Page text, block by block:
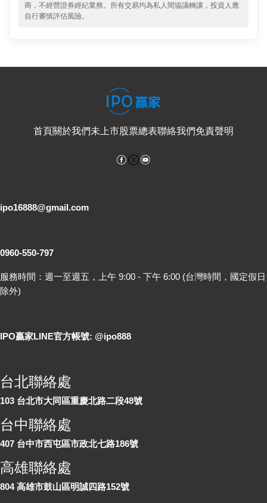
商，不經營證券經紀業務。所有交易均為私人間協議轉讓，投資人應
自行審慎評估風險。
首頁關於我們未上市股票總表聯絡我們免責聲明
Facebook
ipo16888@gmail.com
0960-550-797
服務時間：週一至週五，上午 9:00 - 下午 6:00 (台灣時間，國定假日
除外)
IPO贏家LINE官方帳號: @ipo888
台北聯絡處
103 台北市大同區重慶北路二段48號
台中聯絡處
407 台中市西屯區市政北七路186號
高雄聯絡處
804 高雄市鼓山區明誠四路152號